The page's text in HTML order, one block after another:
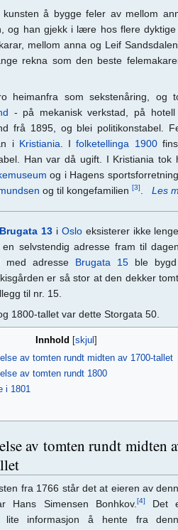
å bygge feler av mellom
og han gjekk i lære hos flere dyktige
mellom anna og Leif
rekna som den beste
heimanfra som sekstenåring, og
- på mekanisk verkstad, på
frå 1895, og blei politikonstabel.
i Kristiania . Ifolketellinga 1900
Han var då ugift. I Kristiania
og i Hagens
og til kongefamilien [3] Les
Brugata 13i Osloeksisterer ikke
selvstendig adresse fram til
med adresse Brugata 15ble
er så stor at den dekker
til nr. 15.
1800-tallet var dette Storgata 50.
Innhold
av tomten rundt midten av 1700-tallet
av tomten rundt 1800
i 1801
av tomten rundt midten
fra 1766 står det at eieren av
Hans Simensen Bonhkov. [4]
Det
lite informasjon å hente fra